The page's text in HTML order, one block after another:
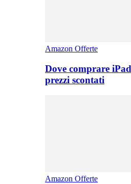
Amazon Offerte
Dove comprare
prezzi scontati
Amazon Offerte